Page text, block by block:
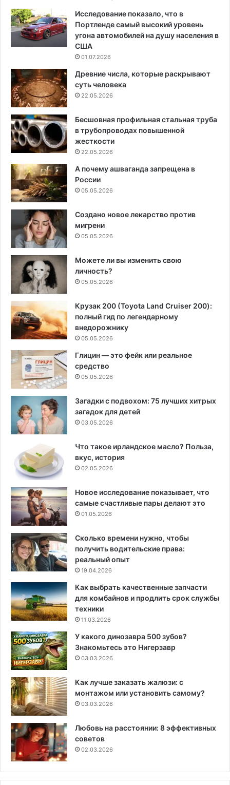
Исследование показало, что в
Портленде самый высокий уровень
угона автомобилей на душу населения в
США
01.07.2026
Древние числа, которые раскрывают
суть человека
22.05.2026
Бесшовная профильная стальная труба
в трубопроводах повышенной
жесткости
22.05.2026
А почему ашваганда запрещена в
России
05.05.2026
Создано новое лекарство против
мигрени
05.05.2026
Можете ли вы изменить свою
личность?
05.05.2026
Крузак 200 (Toyota Land Cruiser 200):
полный гид по легендарному
внедорожнику
05.05.2026
Глицин — это фейк или реальное
средство
05.05.2026
Загадки с подвохом: 75 лучших хитрых
загадок для детей
03.05.2026
Что такое ирландское масло? Польза,
вкус, история
02.05.2026
Новое исследование показывает, что
самые счастливые пары делают это
01.05.2026
Сколько времени нужно, чтобы
получить водительские права:
реальный опыт
19.04.2026
Как выбрать качественные запчасти
для комбайнов и продлить срок службы
техники
11.03.2026
У какого динозавра 500 зубов?
Знакомьтесь это Нигерзавр
03.03.2026
Как лучше заказать жалюзи: с
монтажом или установить самому?
03.03.2026
Любовь на расстоянии: 8 эффективных
советов
02.03.2026